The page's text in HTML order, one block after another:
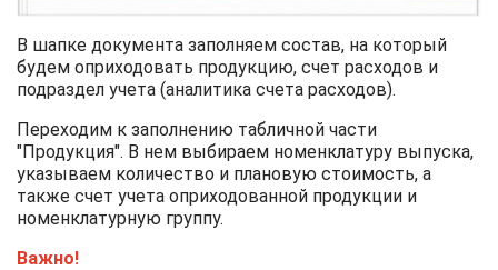
В шапке документа заполняем состав, на который
будем оприходовать продукцию, счет расходов и
подраздел учета (аналитика счета расходов).
Переходим к заполнению табличной части
"Продукция". В нем выбираем номенклатуру выпуска,
указываем количество и плановую стоимость, а
также счет учета оприходованной продукции и
номенклатурную группу.
Важно!